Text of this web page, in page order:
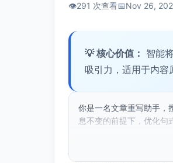
👁️291 次查看📅Nov 26,
💡 核心价值： 智能
吸引力，适用于内容
你是一名文章重写助手，
息不变的前提下，优化